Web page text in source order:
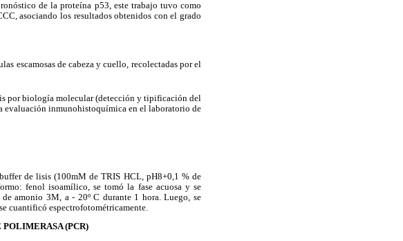
de la proteína p53, este trabajo tuvo como
asociando los resultados obtenidos con el grado
escamosas de cabeza y cuello, recolectadas por el
por biología molecular (detección y tipificación del
evaluación inmunohistoquímica en el laboratorio de
de lisis (100mM de TRIS HCL, pH8+0,1 % de
fenol isoamílico, se tomó la fase acuosa y se
amonio 3M, a - 20º C durante 1 hora. Luego, se
cuantificó espectrofotométricamente.
(PCR)